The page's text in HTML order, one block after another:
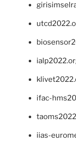
ifac-
iias-